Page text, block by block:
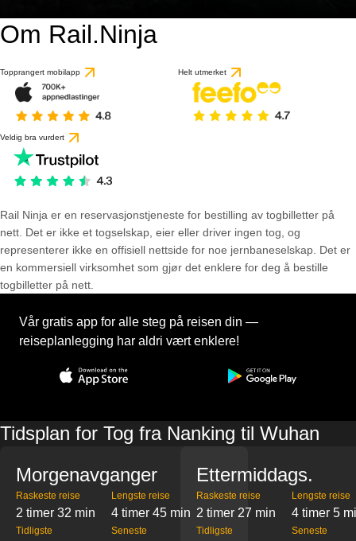
Om Rail.Ninja
Topprangert mobilapp Helt utmerket
Veldig bra vurdert
Rail Ninja er en reservasjons­tjeneste for bestilling av togbilletter på
nett. Det er ikke et togselskap, eier eller driver ingen tog, og
representerer ikke en offisiell nettside for noe jernbaneselskap. Det er
en kommersiell virksomhet som gjør det enklere for deg å bestille
togbilletter på nett.
Vår gratis app for alle steg på reisen din —
reiseplanlegging har aldri vært enklere!
Tidsplan for Tog fra Nanking til Wuhan
Morgenavganger
Raskeste reise
2 timer 32 min
Lengste reise
4 timer 45 min
Tidligste Seneste
Ettermiddags.
Raskeste reise
2 timer 27 min
Lengste reise
4 timer 5
Tidligste Seneste